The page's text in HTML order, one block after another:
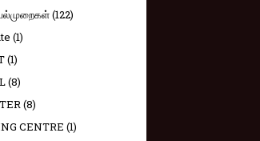
(122)
(1)
(1)
(8)
(8)
CENTRE (1)